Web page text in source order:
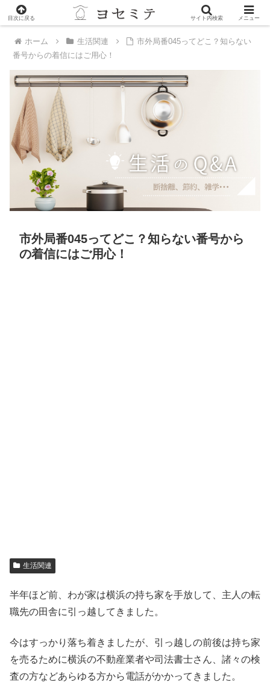
PR
ホーム 生活関連
市外局番045ってどこ？知らない
番号からの着信にはご用心！
市外局番045ってどこ？知らない番号から
の着信にはご用心！
生活関連
半年ほど前、わが家は横浜の持ち家を手放して、主人の転
職先の田舎に引っ越してきました。
今はすっかり落ち着きましたが、引っ越しの前後は持ち家
を売るために横浜の不動産業者や司法書士さん、諸々の検
査の方などあらゆる方から電話がかかってきました。
目次に戻る サイト内検索 メニュー